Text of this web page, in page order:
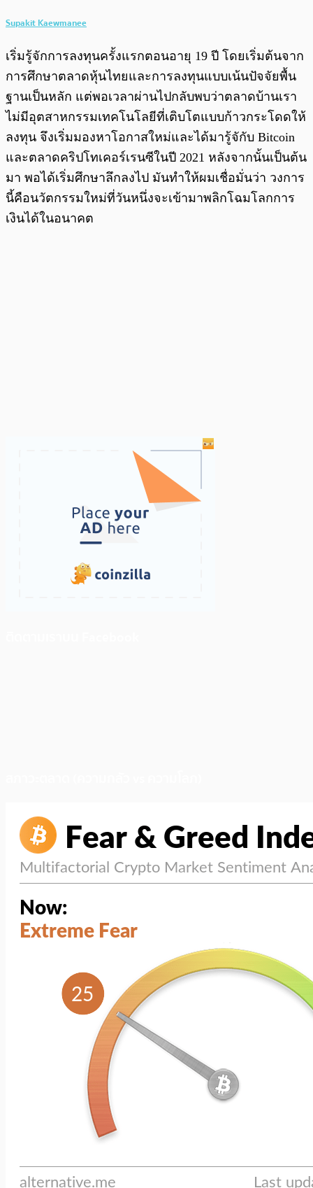
Supakit Kaewmanee
เริ่มรู้จักการลงทุนครั้งแรกตอนอายุ 19 ปี โดยเริ่มต้นจาก
การศึกษาตลาดหุ้นไทยและการลงทุนแบบเน้นปัจจัยพื้น
ฐานเป็นหลัก แต่พอเวลาผ่านไปกลับพบว่าตลาดบ้านเรา
ไม่มีอุตสาหกรรมเทคโนโลยีที่เติบโตแบบก้าวกระโดดให้
ลงทุน จึงเริ่มมองหาโอกาสใหม่และได้มารู้จักับ Bitcoin
และตลาดคริปโทเคอร์เรนซีในปี 2021 หลังจากนั้นเป็นต้น
มา พอได้เริ่มศึกษาลึกลงไป มันทำให้ผมเชื่อมั่นว่า วงการ
นี้คือนวัตกรรมใหม่ที่วันหนึ่งจะเข้ามาพลิกโฉมโลกการ
เงินได้ในอนาคต